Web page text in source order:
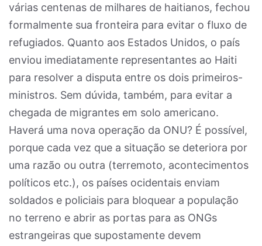
várias centenas de milhares de haitianos, fechou
formalmente sua fronteira para evitar o fluxo de
refugiados. Quanto aos Estados Unidos, o país
enviou imediatamente representantes ao Haiti
para resolver a disputa entre os dois primeiros-
ministros. Sem dúvida, também, para evitar a
chegada de migrantes em solo americano.
Haverá uma nova operação da ONU? É possível,
porque cada vez que a situação se deteriora por
uma razão ou outra (terremoto, acontecimentos
políticos etc.), os países ocidentais enviam
soldados e policiais para bloquear a população
no terreno e abrir as portas para as ONGs
estrangeiras que supostamente devem